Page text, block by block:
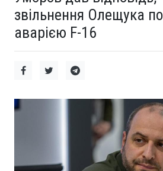
звільнення Олещука
аварією F-16